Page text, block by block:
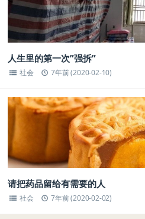
人生里的第一次”强拆”
社会 7年前 (2020-02-10)
请把药品留给有需要的人
社会 7年前 (2020-02-02)